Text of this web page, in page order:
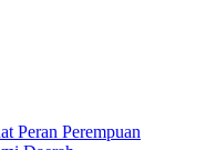
Peran Perempuan